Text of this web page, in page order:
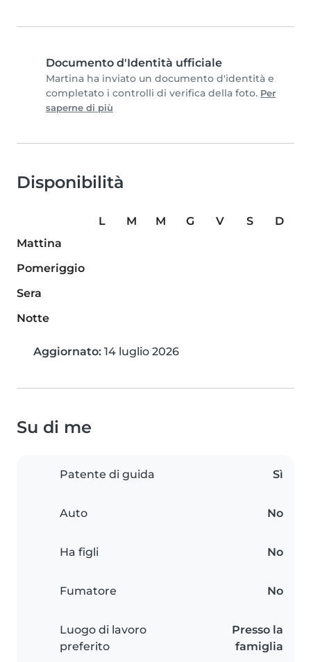
Documento d'Identità ufficiale
Martina ha inviato un documento d'identità e
completato i controlli di verifica della foto. Per
saperne di più
Disponibilità
L M M G V S
D
Mattina
Pomeriggio
Sera
Notte
Aggiornato: 14 luglio 2026
Su di me
Patente di guida Sì
Auto No
Ha figli No
Fumatore No
Luogo di lavoro
preferito
Presso la
famiglia